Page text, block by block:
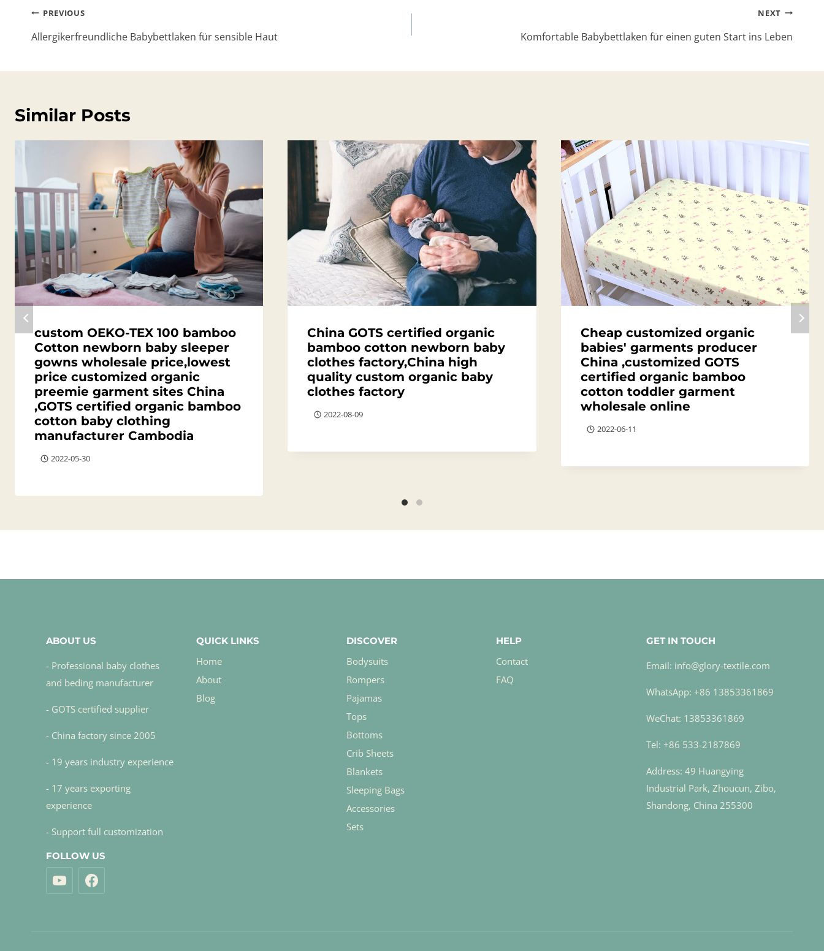
Post
navigation
PREVIOUS
Allergikerfreundliche Babybettlaken für sensible Haut
NEXT
Komfortable Babybettlaken für einen guten Start ins Leben
Similar Posts
custom OEKO-TEX 100 bamboo
Cotton newborn baby sleeper
gowns wholesale price,lowest
price customized organic
preemie garment sites China
,GOTS certified organic bamboo
cotton baby clothing
manufacturer Cambodia
2022-05-30
China GOTS certified organic
bamboo cotton newborn baby
clothes factory,China high
quality custom organic baby
clothes factory
2022-08-09
Cheap customized organic
babies' garments producer
China ,customized GOTS
certified organic bamboo
cotton toddler garment
wholesale online
2022-06-11
ABOUT US
- Professional baby clothes
and beding manufacturer
- GOTS certified supplier
- China factory since 2005
- 19 years industry experience
- 17 years exporting
experience
- Support full customization
FOLLOW US
QUICK LINKS
Home
About
Blog
DISCOVER
Bodysuits
Rompers
Pajamas
Tops
Bottoms
Crib Sheets
Blankets
Sleeping Bags
Accessories
Sets
HELP
Contact
FAQ
GET IN TOUCH
Email: info@glory-textile.com
WhatsApp: +86 13853361869
WeChat: 13853361869
Tel: +86 533-2187869
Address: 49 Huangying
Industrial Park, Zhoucun, Zibo,
Shandong, China 255300